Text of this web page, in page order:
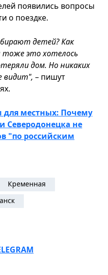
появились вопросы
о поездке.
детей? Как
тоже это хотелось
дом. Но никаких
видит", – пишут
для местных: Почему
Северодонецка не
"по российским
Кременная